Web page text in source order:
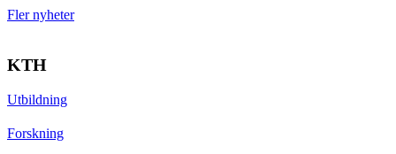
Fler nyheter
KTH
Utbildning
Forskning